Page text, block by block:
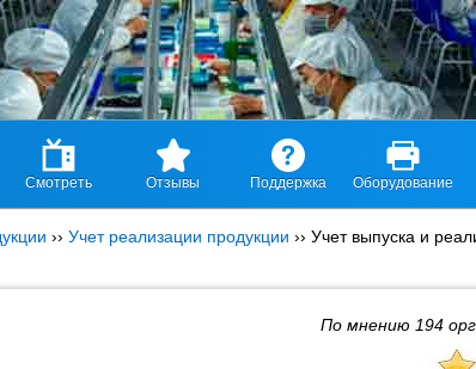
Смотреть Отзывы Поддержка Оборудование
›› Учет реализации продукции ›› Учет выпуска и
По мнению 194